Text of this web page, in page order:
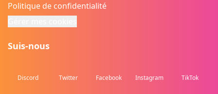
Politique de confidentialité
Suis-nous
Discord Twitter Facebook Instagram TikTok